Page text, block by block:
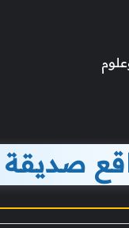
صديقة